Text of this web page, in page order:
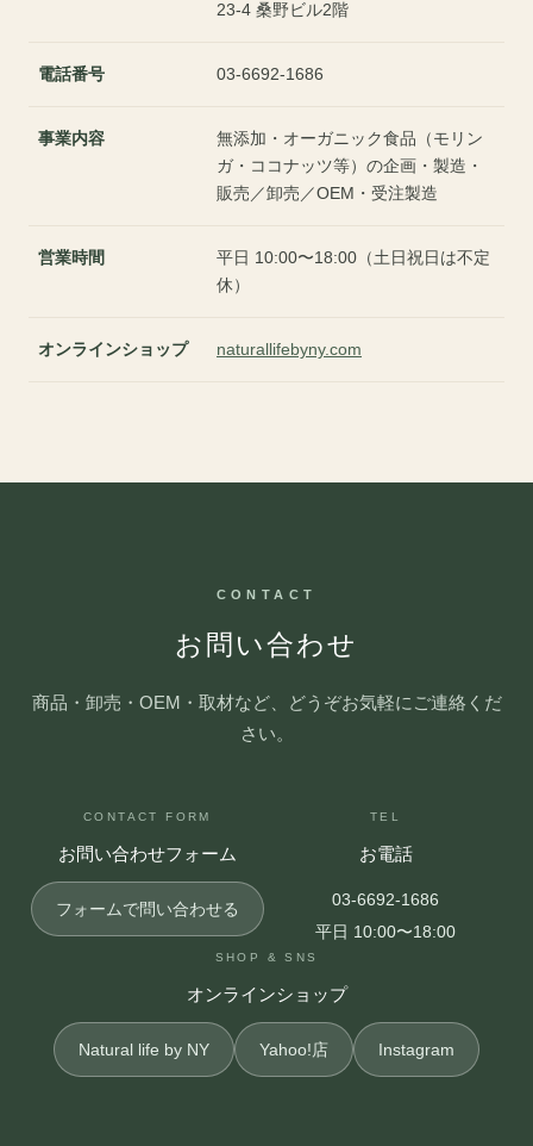
23-4 桑野ビル2階
電話番号 03-6692-1686
事業内容
無添加・オーガニック食品（モリン
ガ・ココナッツ等）の企画・製造・
販売／卸売／OEM・受注製造
営業時間
平日 10:00〜18:00（土日祝日は不定
休）
オンラインショップ naturallifebyny.com
CONTACT
お問い合わせ
商品・卸売・OEM・取材など、どうぞお気軽にご連絡くだ
さい。
CONTACT FORM
お問い合わせフォーム
フォームで問い合わせる
TEL
お電話
03-6692-1686
平日 10:00〜18:00
SHOP & SNS
オンラインショップ
Natural life by NY Yahoo!店 Instagram